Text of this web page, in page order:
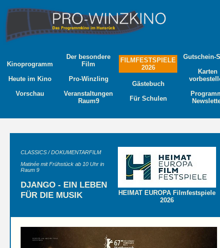
Kinoprogramm
Heute im Kino
Vorschau
Der besondere
Film
Pro-Winzling
Veranstaltungen
Raum9
FILMFESTSPIELE
2026
Gästebuch
Für Schulen
Gutschein-
Karten
CLASSICS / DOKUMENTARFILM
Matinée mit Frühstück ab 10 Uhr in
Raum 9
DJANGO - EIN LEBEN
FÜR DIE MUSIK
HEIMAT EUROPA Filmfestspiele
2026